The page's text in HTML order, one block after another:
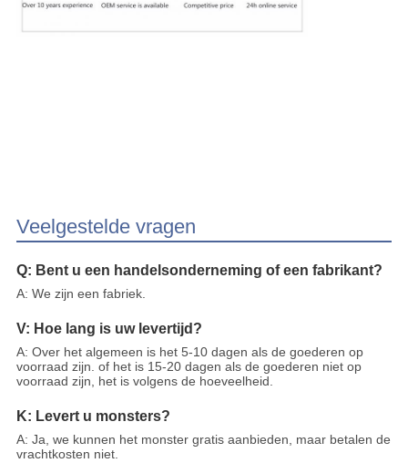
Veelgestelde vragen
Q: Bent u een handelsonderneming of een fabrikant?
A: We zijn een fabriek.
V: Hoe lang is uw levertijd?
A: Over het algemeen is het 5-10 dagen als de goederen op
voorraad zijn. of het is 15-20 dagen als de goederen niet op
voorraad zijn, het is volgens de hoeveelheid.
K: Levert u monsters?
A: Ja, we kunnen het monster gratis aanbieden, maar betalen de
vrachtkosten niet.